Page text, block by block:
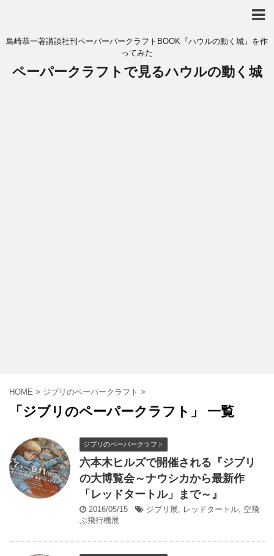
島崎恭一著講談社刊ペーパーパークラフトBOOK『ハウルの動く城』を作
ってみた
ペーパークラフトで見るハウルの動く城
HOME > ジブリのペーパークラフト >
「ジブリのペーパークラフト」 一覧
ジブリのペーパークラフト
六本木ヒルズで開催される『ジブリ
の大博覧会～ナウシカから最新作
「レッドタートル」まで～』
2016/05/15 ジブリ展, レッドタートル, 空飛
ぶ飛行機展